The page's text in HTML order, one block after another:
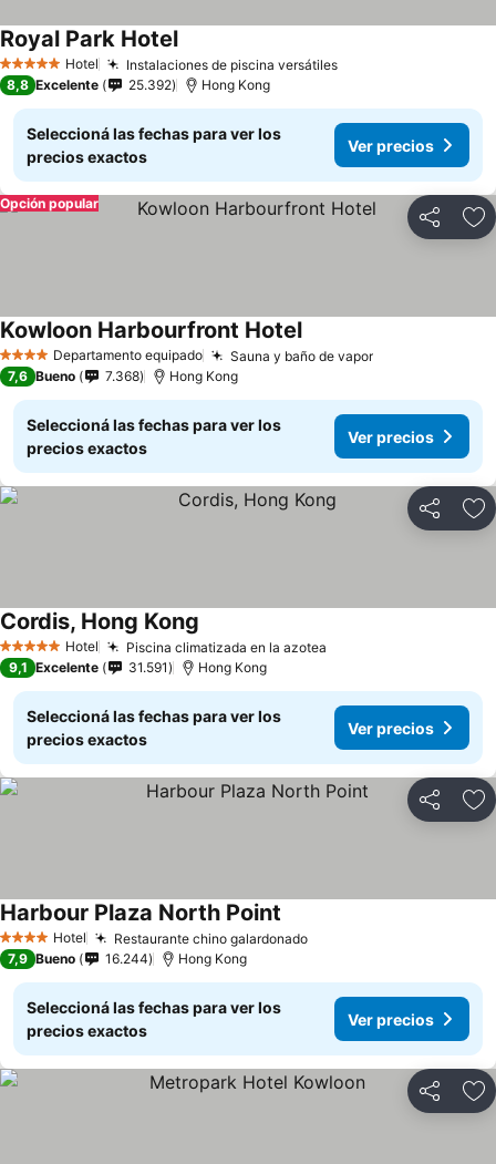
5 Estrellas Hotel Instalaciones de piscina versátilesVer precios
Royal Park HotelVer precios
8,8 Excelente 25.392 Hong Kong
Seleccioná las fechas para ver los
precios exactos
Ver precios
Compartir
Opción popular
4 EstrellasDepartamento equipado Sauna y baño de vaporVer precios
Kowloon Harbourfront HotelVer precios
7,6 Bueno 7.368 Hong Kong
Seleccioná las fechas para ver los
precios exactos
Ver precios
Compartir
5 Estrellas Hotel Piscina climatizada en la azotea
Cordis, Hong Kong
9,1 Excelente 31.591 Hong Kong
Seleccioná las fechas para ver los
precios exactos
Ver precios
Compartir
4 EstrellasHotel Restaurante chino galardonadoVer precios
Harbour Plaza North Point
7,9 Bueno 16.244 Hong Kong
Seleccioná las fechas para ver los
precios exactos
Ver precios
Compartir